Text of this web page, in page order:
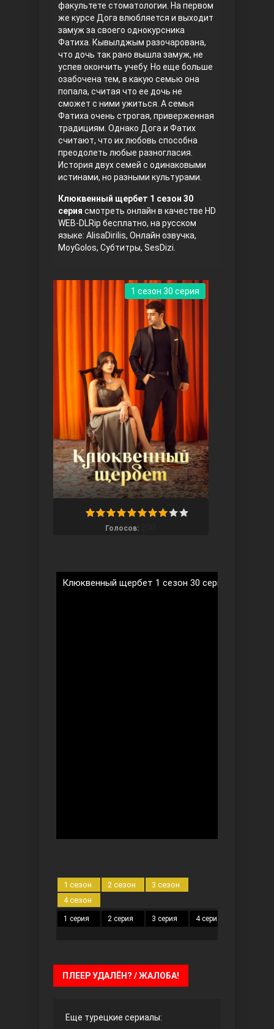
Любовь напрокат
Воскресший Эртугрул
Ветреный холм
факультете стоматологии. На первом
же курсе Дога влюбляется и выходит
замуж за своего однокурсника
Фатиха. Кывылджым разочарована,
что дочь так рано вышла замуж, не
успев окончить учебу. Но еще больше
озабочена тем, в какую семью она
попала, считая что ее дочь не
сможет с ними ужиться. А семья
Фатиха очень строгая, приверженная
традициям. Однако Дога и Фатих
считают, что их любовь способна
преодолеть любые разногласия.
История двух семей с одинаковыми
истинами, но разными культурами.
Клюквенный щербет 1 сезон 30
серия смотреть онлайн в качестве HD
WEB-DLRip бесплатно, на русском
языке: AlisaDirilis, Онлайн озвучка,
MoyGolos, Субтитры, SesDizi.
Голосов:
1 сезон 30 серия
Клюквенный щербет 1 сезон 30 серия на
1 сезон 2 сезон
3 сезон
4 сезон
1 серия 2 серия 3 серия 4 серия
ПЛЕЕР УДАЛЁН? / ЖАЛОБА!
Еще турецкие сериалы: